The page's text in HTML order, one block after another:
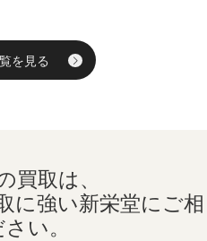
を見る
買取は、
に強い新栄堂にご相
い。